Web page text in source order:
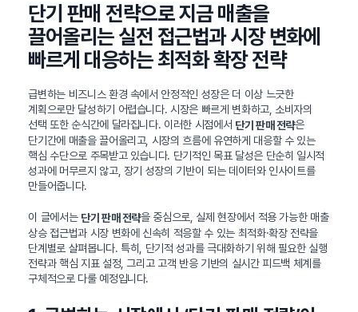
단기 판매 전략으로 지금 매출을
끌어올리는 실전 접근법과 시장 변화에
빠르게 대응하는 최적화 확장 전략
급변하는 비즈니스 환경 속에서 안정적인 성장은 더 이상 느긋한
계획으로만 달성하기 어렵습니다. 시장은 빠르게 변화하고, 소비자의
선택 또한 순식간에 달라집니다. 이러한 시점에서 단기 판매 전략은
단기간에 매출을 끌어올리고, 시장의 흐름에 유연하게 대응할 수 있는
핵심 수단으로 주목받고 있습니다. 단기적인 목표 달성은 단순히 일시적
성과에 머무르지 않고, 장기 성장의 기반이 되는 데이터와 인사이트를
만들어줍니다.
이 글에서는 단기 판매 전략을 중심으로, 실제 현장에서 적용 가능한 매출
상승 접근법과 시장 변화에 신속히 적응할 수 있는 최적화·확장 전략을
단계별로 살펴봅니다. 특히, 단기적 성과를 극대화하기 위해 필요한 실행
전략과 핵심 지표 설정, 그리고 고객 반응 기반의 실시간 피드백 체계를
구체적으로 다룰 예정입니다.